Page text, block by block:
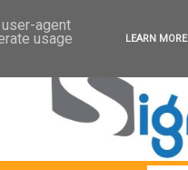
ΠΑΓΚΟΣΜΙΕΣ ΕΚΘΕΣΕΙΣ
agent
usage LEARN MORE